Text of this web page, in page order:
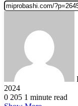
2024
0 205 1 minute read